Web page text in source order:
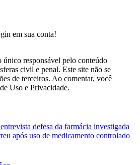
em sua conta!
responsável pelo conteúdo
civil e penal. Este site não se
de terceiros. Ao comentar, você
Uso e Privacidade.